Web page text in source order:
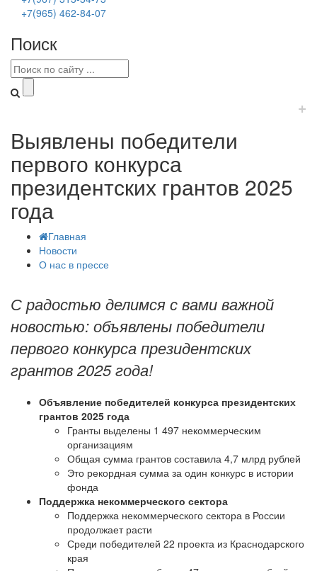
+7(965) 462-84-07
Поиск
+
Выявлены победители
первого конкурса
президентских грантов 2025
года
Главная
Новости
О нас в прессе
С радостью делимся с вами важной
новостью: объявлены победители
первого конкурса президентских
грантов 2025 года!
Объявление победителей конкурса президентских
грантов 2025 года
Гранты выделены 1 497 некоммерческим
организациям
Общая сумма грантов составила 4,7 млрд рублей
Это рекордная сумма за один конкурс в истории
фонда
Поддержка некоммерческого сектора
Поддержка некоммерческого сектора в России
продолжает расти
Среди победителей 22 проекта из Краснодарского
края